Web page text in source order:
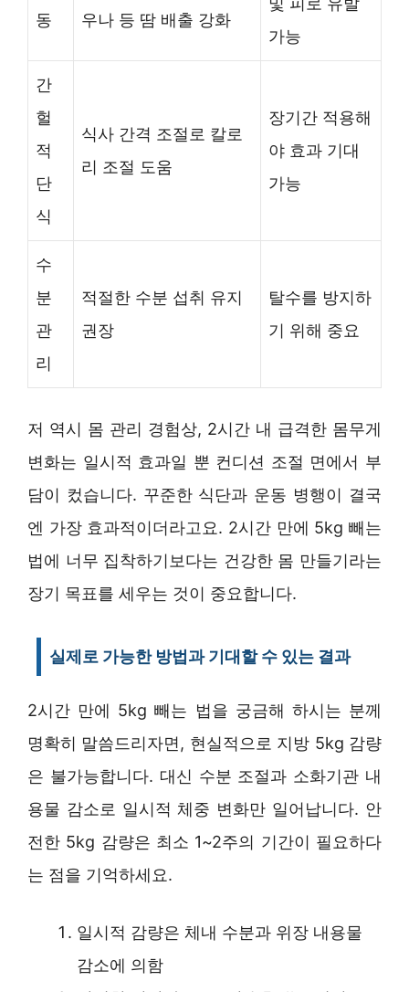
동
우나 등 땀 배출 강화
가능
간
헐
적
단
식
식사 간격 조절로 칼로
리 조절 도움
장기간 적용해
야 효과 기대
가능
수
분
관
리
적절한 수분 섭취 유지
권장
탈수를 방지하
기 위해 중요
저 역시 몸 관리 경험상, 2시간 내 급격한 몸무게
변화는 일시적 효과일 뿐 컨디션 조절 면에서 부
담이 컸습니다. 꾸준한 식단과 운동 병행이 결국
엔 가장 효과적이더라고요. 2시간 만에 5kg 빼는
법에 너무 집착하기보다는 건강한 몸 만들기라는
장기 목표를 세우는 것이 중요합니다.
실제로 가능한 방법과 기대할 수 있는 결과
2시간 만에 5kg 빼는 법을 궁금해 하시는 분께
명확히 말씀드리자면, 현실적으로 지방 5kg 감량
은 불가능합니다. 대신 수분 조절과 소화기관 내
용물 감소로 일시적 체중 변화만 일어납니다. 안
전한 5kg 감량은 최소 1~2주의 기간이 필요하다
는 점을 기억하세요.
일시적 감량은 체내 수분과 위장 내용물
감소에 의함